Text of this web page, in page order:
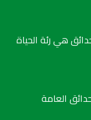
هي رئة الحياة
العامة